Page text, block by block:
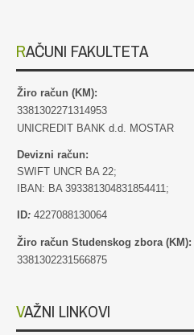
RAČUNI FAKULTETA
Žiro račun (KM):
3381302271314953
UNICREDIT BANK d.d. MOSTAR
Devizni račun:
SWIFT UNCR BA 22;
IBAN: BA 393381304831854411;
ID: 4227088130064
Žiro račun Studenskog zbora (KM):
3381302231566875
VAŽNI LINKOVI